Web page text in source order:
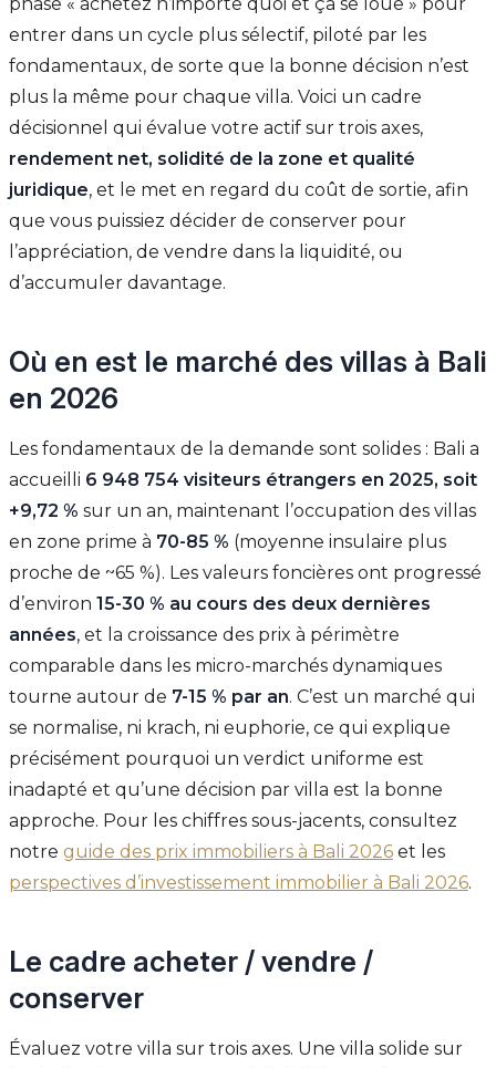
entrer dans un cycle plus sélectif, piloté par les
fondamentaux, de sorte que la bonne décision n’est
plus la même pour chaque villa. Voici un cadre
décisionnel qui évalue votre actif sur trois axes,
rendement net, solidité de la zone et qualité
juridique, et le met en regard du coût de sortie, afin
que vous puissiez décider de conserver pour
l’appréciation, de vendre dans la liquidité, ou
d’accumuler davantage.
Où en est le marché des villas à Bali
en 2026
Les fondamentaux de la demande sont solides : Bali a
accueilli 6 948 754 visiteurs étrangers en 2025, soit
+9,72 % sur un an, maintenant l’occupation des villas
en zone prime à 70-85 % (moyenne insulaire plus
proche de ~65 %). Les valeurs foncières ont progressé
d’environ 15-30 % au cours des deux dernières
années, et la croissance des prix à périmètre
comparable dans les micro-marchés dynamiques
tourne autour de 7-15 % par an. C’est un marché qui
se normalise, ni krach, ni euphorie, ce qui explique
précisément pourquoi un verdict uniforme est
inadapté et qu’une décision par villa est la bonne
approche. Pour les chiffres sous-jacents, consultez
notre guide des prix immobiliers à Bali 2026 et les
perspectives d’investissement immobilier à Bali 2026.
Le cadre acheter / vendre /
conserver
Évaluez votre villa sur trois axes. Une villa solide sur